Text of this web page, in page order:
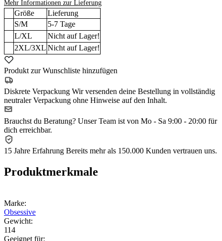
Mehr Informationen zur Lieferung
Größe
Lieferung
S/M
5-7 Tage
L/XL
Nicht auf Lager!
2XL/3XL Nicht auf Lager!
Produkt zur Wunschliste hinzufügen
Diskrete Verpackung Wir versenden deine Bestellung in vollständig
neutraler Verpackung ohne Hinweise auf den Inhalt.
Brauchst du Beratung? Unser Team ist von Mo - Sa 9:00 - 20:00 für
dich erreichbar.
15 Jahre Erfahrung Bereits mehr als 150.000 Kunden vertrauen uns.
Produktmerkmale
Marke:
Obsessive
Gewicht:
114
Geeignet für: